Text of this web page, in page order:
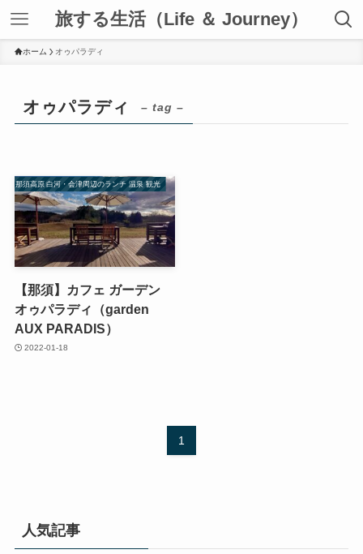
旅する生活（Life ＆ Journey）
ホーム オゥパラディ
オゥパラディ – tag –
那須高原 白河・会津周辺のランチ 温泉 観光
【那須】カフェ ガーデン
オゥパラディ（garden
AUX PARADIS）
2022-01-18
1
人気記事